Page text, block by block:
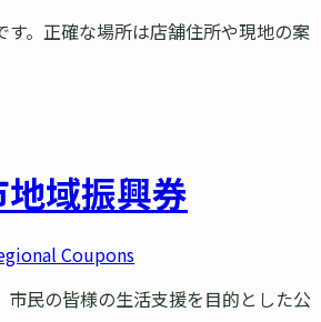
す。正確な場所は店舗住所や現地の案
地域振興券
Coupons
市民の皆様の生活支援を目的とした公